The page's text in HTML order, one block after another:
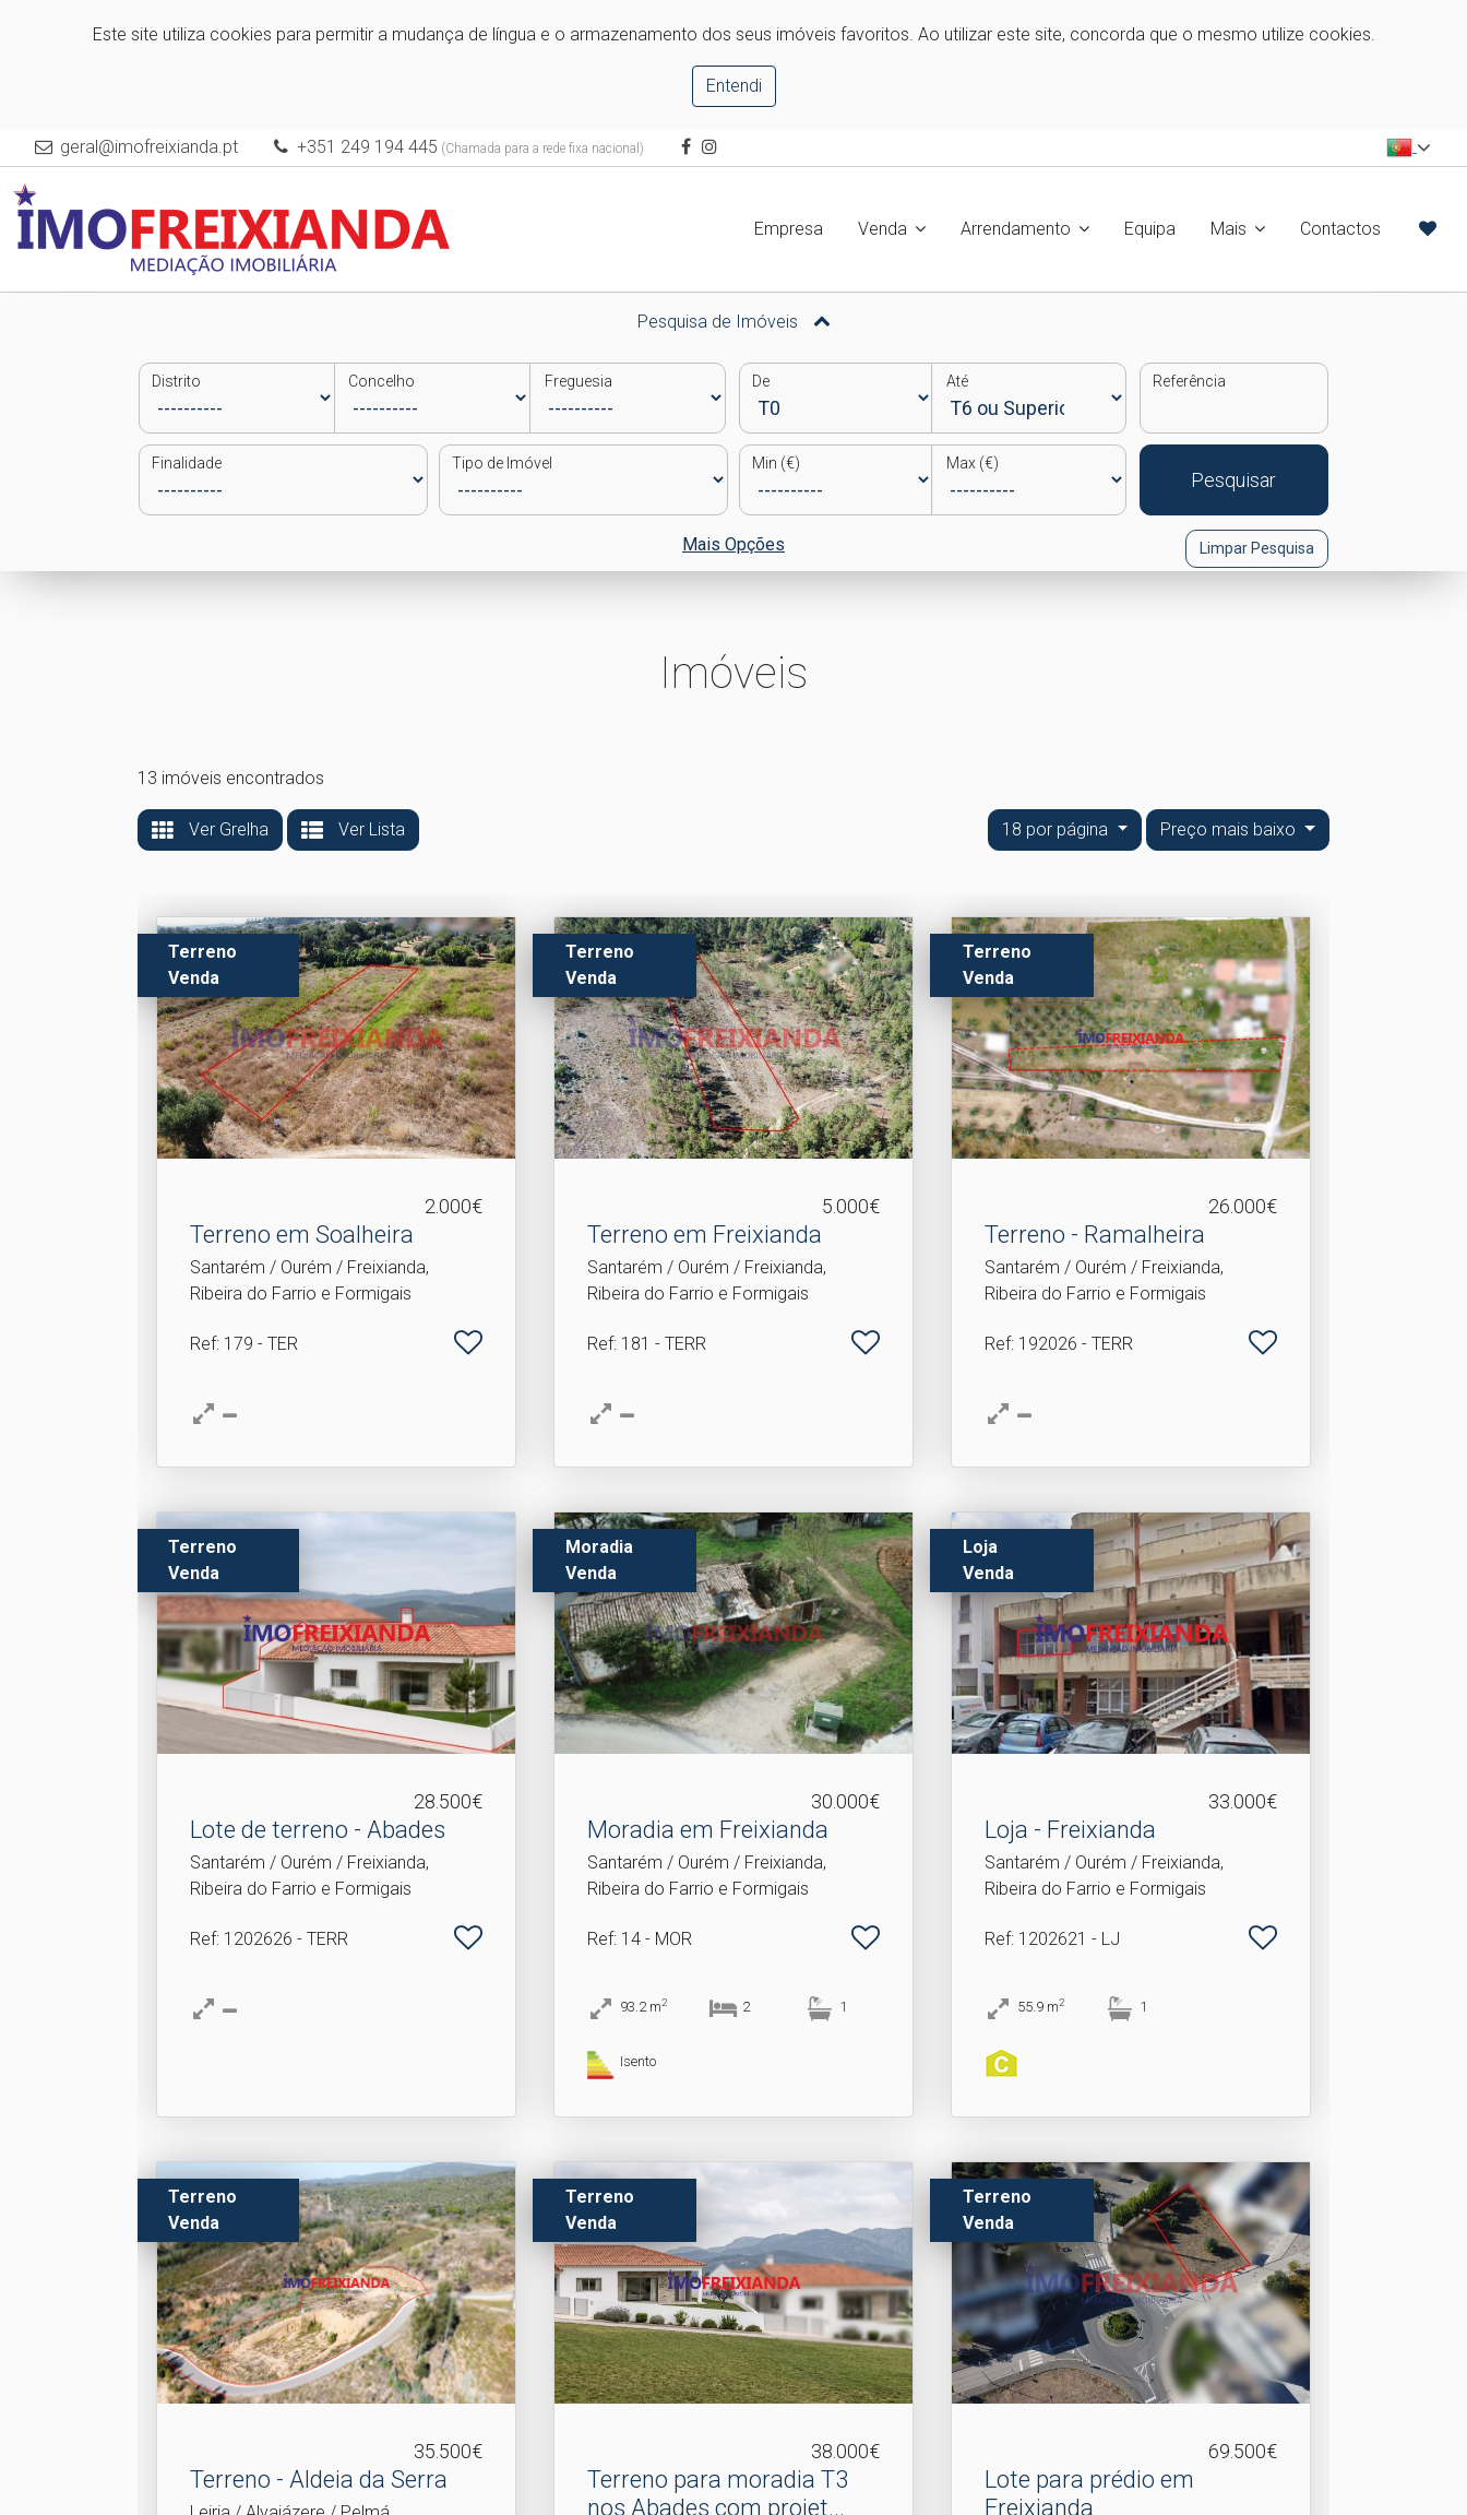
Este site utiliza cookies para permitir a mudança de língua e o armazenamento dos seus imóveis favoritos. Ao utilizar este site, concorda que o mesmo utilize cookies.
Entendi
geral@imofreixianda.pt +351 249 194 445 (Chamada para a rede fixa nacional)
Empresa Venda Arrendamento Equipa Mais Contactos
Pesquisa de Imóveis
Distrito Concelho Freguesia De Até Referência
Finalidade Tipo de Imóvel Min (€) Max (€)
Pesquisar
Mais Opções Limpar Pesquisa
Imóveis
13 imóveis encontrados
Ver Grelha Ver Lista 18 por página Preço mais baixo
Terreno
Venda
2.000€
Terreno em Soalheira
Santarém / Ourém / Freixianda,
Ribeira do Farrio e Formigais
Ref: 179 - TER
Terreno
Venda
5.000€
Terreno em Freixianda
Santarém / Ourém / Freixianda,
Ribeira do Farrio e Formigais
Ref: 181 - TERR
Terreno
Venda
26.000€
Terreno - Ramalheira
Santarém / Ourém / Freixianda,
Ribeira do Farrio e Formigais
Ref: 192026 - TERR
Terreno
Venda
28.500€
Lote de terreno - Abades
Santarém / Ourém / Freixianda,
Ribeira do Farrio e Formigais
Ref: 1202626 - TERR
Moradia
Venda
30.000€
Moradia em Freixianda
Santarém / Ourém / Freixianda,
Ribeira do Farrio e Formigais
Ref: 14 - MOR
93.2 m2 2 1
Isento
Loja
Venda
33.000€
Loja - Freixianda
Santarém / Ourém / Freixianda,
Ribeira do Farrio e Formigais
Ref: 1202621 - LJ
55.9 m2 1
Terreno
Venda
35.500€
Terreno - Aldeia da Serra
Terreno
Venda
38.000€
Terreno para moradia T3
nos Abades com projet.​..
Terreno
Venda
69.500€
Lote para prédio em
Freixianda